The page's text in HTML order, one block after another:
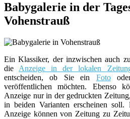
Babygalerie in der
Vohenstrauß
Ein Klassiker, der inzwischen auch
die Anzeige in der lokalen
entscheiden, ob Sie ein Foto
veröffentlichen möchten. Ebenso
Anzeige nur in der gedruckten
in beiden Varianten erscheinen
Anzeige können von Zeitung zu